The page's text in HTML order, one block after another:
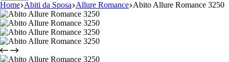
Home Abiti da Sposa Allure Romance Abito Allure Romance 3250